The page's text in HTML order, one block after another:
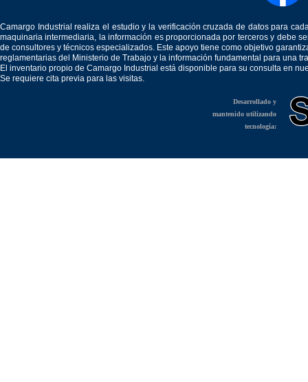
Camargo Industrial realiza el estudio y la verificación cruzada de datos para
maquinaria intermediaria, la información es proporcionada por terceros y debe
de consultores y técnicos especializados. Este apoyo tiene como objetivo
reglamentarias del Ministerio de Trabajo y la información fundamental para una
El inventario propio de Camargo Industrial está disponible para su consulta en
Se requiere cita previa para las visitas.
Desarrollado y
mantenido utilizando
tecnología: